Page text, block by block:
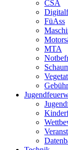
CSA
FüAss
MTA